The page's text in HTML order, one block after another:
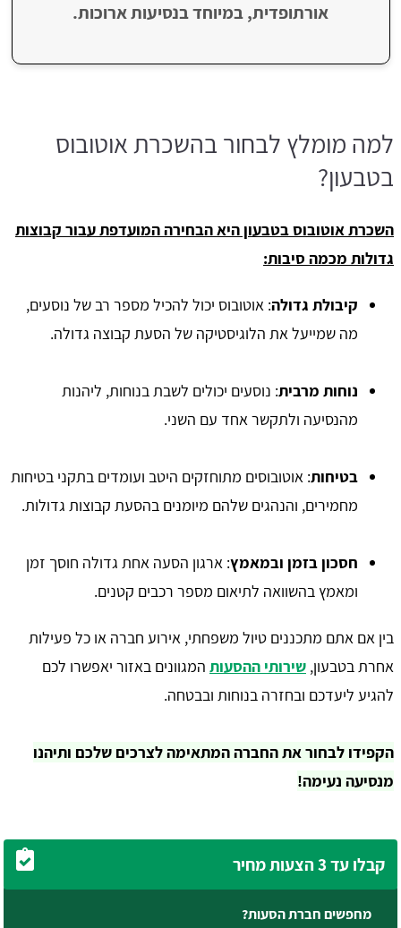
אורתופדית, במיוחד בנסיעות ארוכות.
למה מומלץ לבחור בהשכרת אוטובוס
בטבעון?
השכרת אוטובוס בטבעון היא הבחירה המועדפת עבור קבוצות
גדולות מכמה סיבות:
קיבולת גדולה: אוטובוס יכול להכיל מספר רב של נוסעים,
מה שמייעל את הלוגיסטיקה של הסעת קבוצה גדולה.
נוחות מרבית: נוסעים יכולים לשבת בנוחות, ליהנות
מהנסיעה ולתקשר אחד עם השני.
בטיחות: אוטובוסים מתוחזקים היטב ועומדים בתקני בטיחות
מחמירים, והנהגים שלהם מיומנים בהסעת קבוצות גדולות.
חסכון בזמן ובמאמץ: ארגון הסעה אחת גדולה חוסך זמן
ומאמץ בהשוואה לתיאום מספר רכבים קטנים.
בין אם אתם מתכננים טיול משפחתי, אירוע חברה או כל פעילות
אחרת בטבעון, שירותי ההסעות המגוונים באזור יאפשרו לכם
להגיע ליעדכם ובחזרה בנוחות ובבטחה.
הקפידו לבחור את החברה המתאימה לצרכים שלכם ותיהנו
מנסיעה נעימה!
קבלו עד 3 הצעות מחיר
מחפשים חברת הסעות?